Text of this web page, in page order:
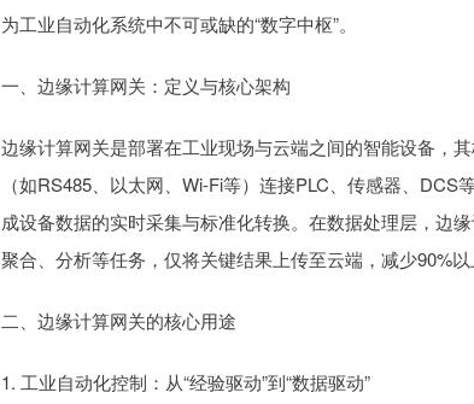
为工业自动化系统中不可或缺的“数字中枢”。
一、边缘计算网关：定义与核心架构
边缘计算网关是部署在工业现场与云端之间的智能设备，
（如RS485、以太网、Wi-Fi等）连接PLC、传感器、
成设备数据的实时采集与标准化转换。在数据处理层，边
聚合、分析等任务，仅将关键结果上传至云端，减少90%以
二、边缘计算网关的核心用途
1. 工业自动化控制：从“经验驱动”到“数据驱动”